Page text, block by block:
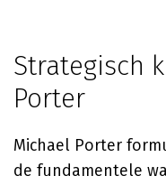
Strategisch
Porter
Michael Porter
de fundamentele